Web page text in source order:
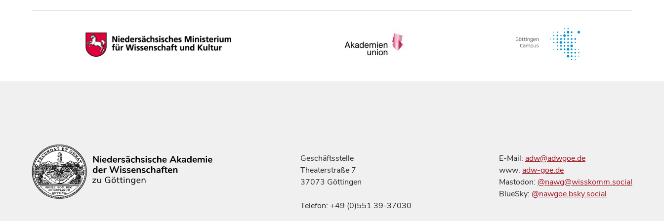
Geschäftsstelle
Theaterstraße 7
37073 Göttingen
Telefon: +49 (0)551 39-37030
E-Mail: adw@adwgoe.de
www: adw-goe.de
Mastodon: @nawg@wisskomm.social
BlueSky: @nawgoe.bsky.social